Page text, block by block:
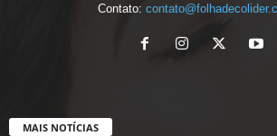
Contato:
MAIS NOTÍCIAS